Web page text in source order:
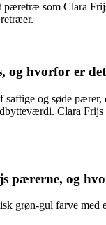
som Clara
hvorfor er
og søde
Clara
pærerne, og
grøn-gul farve